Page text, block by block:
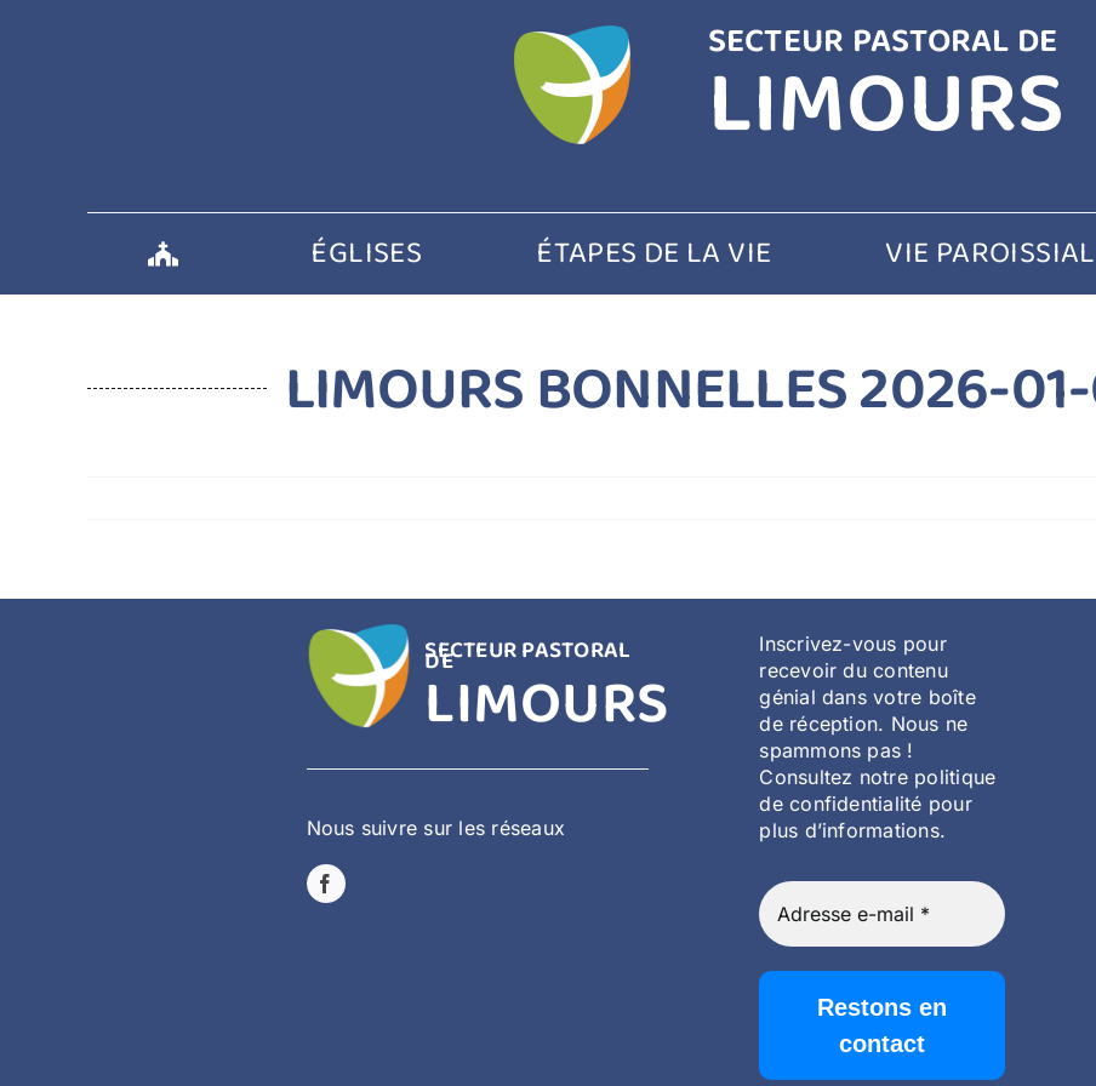
SECTEUR PASTORAL DE
LIMOURS
ÉGLISES ÉTAPES DE LA VIE VIE
LIMOURS BONNELLES 2026-
SECTEUR PASTORAL
DE
LIMOURS
Nous suivre sur les réseaux
Inscrivez-vous pour
recevoir du contenu
génial dans votre boîte
de réception. Nous ne
spammons pas !
Consultez notre politique
de confidentialité pour
plus d’informations.